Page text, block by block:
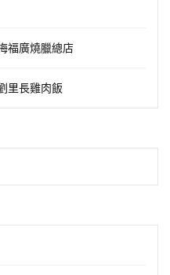
福廣燒臘總店
里長雞肉飯